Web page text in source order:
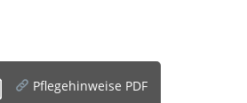
Pflegehinweise PDF